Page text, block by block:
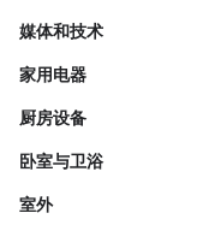
媒体和技术
家用电器
厨房设备
卧室与卫浴
室外